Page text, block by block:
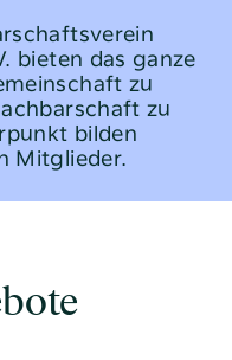
bieten das ganze
zu
zu
bilden
Mitglieder.